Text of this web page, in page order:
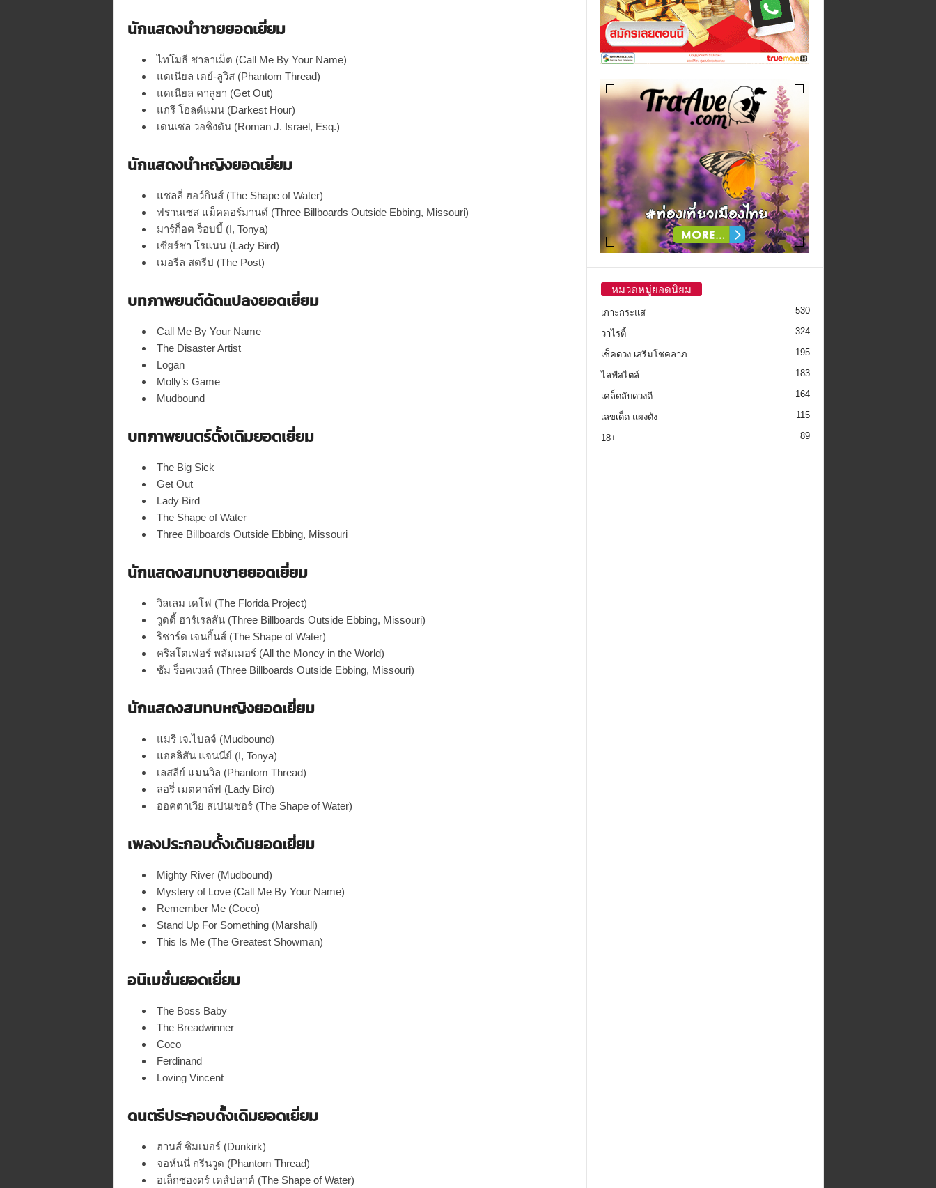
นักแสดงนำชายยอดเยี่ยม
ไทโมธี ชาลาเม็ต (Call Me By Your Name)
แดเนียล เดย์-ลูวิส (Phantom Thread)
แดเนียล คาลูยา (Get Out)
แกรี โอลด์แมน (Darkest Hour)
เดนเซล วอชิงตัน (Roman J. Israel, Esq.)
นักแสดงนำหญิงยอดเยี่ยม
แซลลี่ ฮอว์กินส์ (The Shape of Water)
ฟรานเซส แม็คดอร์มานด์ (Three Billboards Outside Ebbing, Missouri)
มาร์ก็อต ร็อบบี้ (I, Tonya)
เซียร์ชา โรแนน (Lady Bird)
เมอรีล สตรีป (The Post)
บทภาพยนต์ดัดแปลงยอดเยี่ยม
Call Me By Your Name
The Disaster Artist
Logan
Molly’s Game
Mudbound
บทภาพยนตร์ดั้งเดิมยอดเยี่ยม
The Big Sick
Get Out
Lady Bird
The Shape of Water
Three Billboards Outside Ebbing, Missouri
นักแสดงสมทบชายยอดเยี่ยม
วิลเลม เดโฟ (The Florida Project)
วูดดี้ ฮาร์เรลสัน (Three Billboards Outside Ebbing, Missouri)
ริชาร์ด เจนกิ้นส์ (The Shape of Water)
คริสโตเฟอร์ พลัมเมอร์ (All the Money in the World)
ซัม ร็อคเวลล์ (Three Billboards Outside Ebbing, Missouri)
นักแสดงสมทบหญิงยอดเยี่ยม
แมรี เจ.ไบลจ์ (Mudbound)
แอลลิสัน แจนนีย์ (I, Tonya)
เลสลีย์ แมนวิล (Phantom Thread)
ลอรี่ เมตคาล์ฟ (Lady Bird)
ออคตาเวีย สเปนเซอร์ (The Shape of Water)
เพลงประกอบดั้งเดิมยอดเยี่ยม
Mighty River (Mudbound)
Mystery of Love (Call Me By Your Name)
Remember Me (Coco)
Stand Up For Something (Marshall)
This Is Me (The Greatest Showman)
อนิเมชั่นยอดเยี่ยม
The Boss Baby
The Breadwinner
Coco
Ferdinand
Loving Vincent
ดนตรีประกอบดั้งเดิมยอดเยี่ยม
ฮานส์ ซิมเมอร์ (Dunkirk)
จอห์นนี่ กรีนวูด (Phantom Thread)
อเล็กซองดร์ เดส์ปลาต์ (The Shape of Water)
หมวดหมู่ยอดนิยม
เกาะกระแส 530
วาไรตี้ 324
เช็คดวง เสริมโชคลาภ 195
ไลฟ์สไตล์ 183
เคล็ดลับดวงดี 164
เลขเด็ด แผงดัง 115
18+ 89